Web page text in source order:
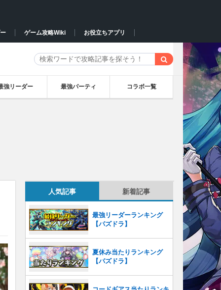
ゲーム攻略Wiki お役立ちアプリ
強リーダー 最強パーティ コラボ一覧
人気記事 新着記事
最強リーダーランキング
【パズドラ】
夏休み当たりランキング
【パズドラ】